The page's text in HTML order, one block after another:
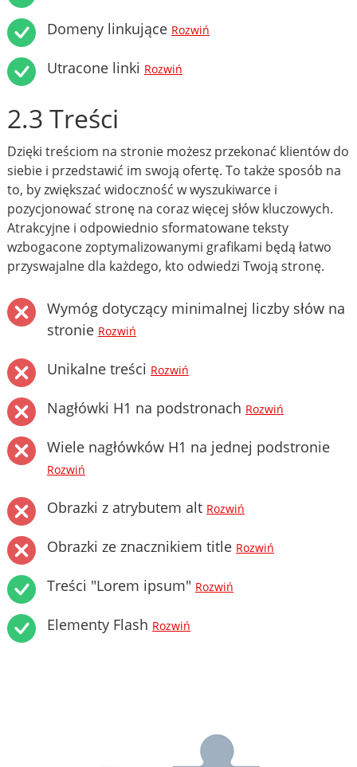
Domeny linkujące Rozwiń
Utracone linki Rozwiń
2.3 Treści
Dzięki treściom na stronie możesz przekonać klientów do
siebie i przedstawić im swoją ofertę. To także sposób na
to, by zwiększać widoczność w wyszukiwarce i
pozycjonować stronę na coraz więcej słów kluczowych.
Atrakcyjne i odpowiednio sformatowane teksty
wzbogacone zoptymalizowanymi grafikami będą łatwo
przyswajalne dla każdego, kto odwiedzi Twoją stronę.
Wymóg dotyczący minimalnej liczby słów na
stronie Rozwiń
Unikalne treści Rozwiń
Nagłówki H1 na podstronach Rozwiń
Wiele nagłówków H1 na jednej podstronie
Rozwiń
Obrazki z atrybutem alt Rozwiń
Obrazki ze znacznikiem title Rozwiń
Treści "Lorem ipsum" Rozwiń
Elementy Flash Rozwiń